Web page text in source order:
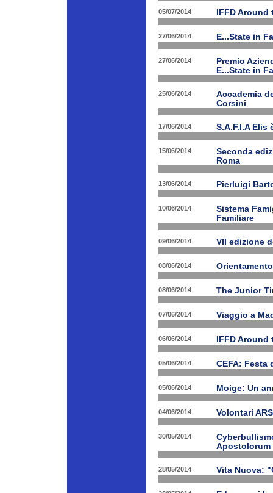
05/07/2014 IFFD
27/06/2014 E...State in
27/06/2014
Premio
E...State in
25/06/2014
Accademia
Corsini
17/06/2014 S.A.F.I.A Elis
15/06/2014
Seconda
Roma
13/06/2014 Pierluigi
10/06/2014
Sistema
Familiare
09/06/2014 VII edizione
08/06/2014
08/06/2014 The Junior
07/06/2014 Viaggio a
06/06/2014 IFFD
05/06/2014 CEFA: Festa
05/06/2014 Moige: Un
04/06/2014 Volontari
30/05/2014
Apostolorum
28/05/2014 Vita Nuova: